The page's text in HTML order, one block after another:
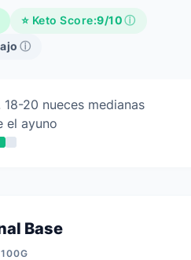
⭐ Keto Score:9/10ⓘ
ⓘ
18-20 nueces medianas
el ayuno
Base